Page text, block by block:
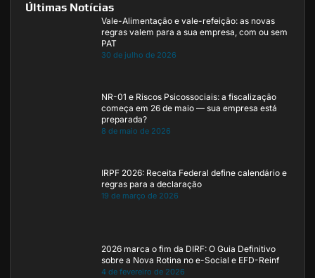
Últimas Notícias
Vale-Alimentação e vale-refeição: as novas
regras valem para a sua empresa, com ou sem
PAT
30 de julho de 2026
NR-01 e Riscos Psicossociais: a fiscalização
começa em 26 de maio — sua empresa está
preparada?
8 de maio de 2026
IRPF 2026: Receita Federal define calendário e
regras para a declaração
19 de março de 2026
2026 marca o fim da DIRF: O Guia Definitivo
sobre a Nova Rotina no e-Social e EFD-Reinf
4 de fevereiro de 2026